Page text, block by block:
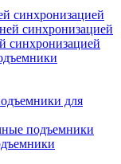
синхронизацией
синхронизацией
для
подъемники